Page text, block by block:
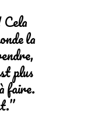
la
plus
faire.